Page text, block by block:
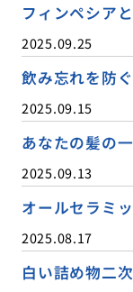
フィンペシア
2025.09.25
飲み忘れを防
2025.09.15
あなたの髪の
2025.09.13
オールセラミ
2025.08.17
白い詰め物二